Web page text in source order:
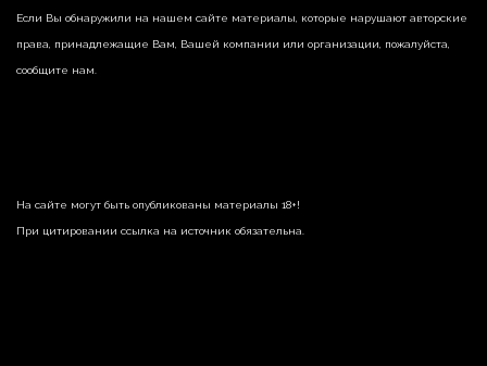
Если Вы обнаружили на нашем сайте материалы, которые нарушают авторские
права, принадлежащие Вам, Вашей компании или организации, пожалуйста,
сообщите нам.
На сайте могут быть опубликованы материалы 18+!
При цитировании ссылка на источник обязательна.